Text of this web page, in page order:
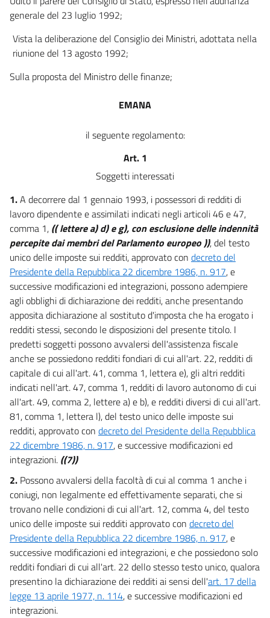
12
13
TITOLO II
DEI
POSSESSORI DI REDDITI DI LAVORO DIPENDENTE E ASSIMILATI CON
LAVORATORI DIPENDENTI E PENSIONATI (C.A.A.F.).
ADEMPIMENTI DEI LAVORATORI DIPENDENTI E PENSIONATI
ASSISTITI DAI CENTRI AUTORIZZATI
TITOLO II
ADEMPIMENTO DELL'OBBLIGO DI DICHIARAZIONE DEI REDDITI DA PARTE
DEI
POSSESSORI DI REDDITI DI LAVORO DIPENDENTE E ASSIMILATI CON
L'ASSISTENZA DEI CENTRI AUTORIZZATI DI ASSISTENZA FISCALE PER
LAVORATORI DIPENDENTI E PENSIONATI (C.A.A.F.).
Capo III
ADEMPIMENTI DEI CENTRI AUTORIZZATI DI ASSISTENZA
FISCALE PER LAVORATORI DIPENDENTI E PENSIONATI
15
TITOLO II
ADEMPIMENTO DELL'OBBLIGO DI DICHIARAZIONE DEI REDDITI DA PARTE
DEI
POSSESSORI DI REDDITI DI LAVORO DIPENDENTE E ASSIMILATI CON
L'ASSISTENZA DEI CENTRI AUTORIZZATI DI ASSISTENZA FISCALE PER
LAVORATORI DIPENDENTI E PENSIONATI (C.A.A.F.).
Capo IV
ADEMPIMENTI DEI SOSTITUTI DI IMPOSTA
16
17
18
19
generale del 23 luglio 1992;
Vista la deliberazione del Consiglio dei Ministri, adottata nella
riunione del 13 agosto 1992;
Sulla proposta del Ministro delle finanze;
EMANA
il seguente regolamento:
Art. 1
Soggetti interessati
1.A decorrere dal 1 gennaio 1993, i possessori di redditi di
lavoro dipendente e assimilati indicati negli articoli 46 e 47,
comma 1, (( lettere a) d) e g), con esclusione delle indennità
percepite dai membri del Parlamento europeo )), del testo
unico delle imposte sui redditi, approvato con decreto del
Presidente della Repubblica 22 dicembre 1986, n. 917, e
successive modificazioni ed integrazioni, possono adempiere
agli obblighi di dichiarazione dei redditi, anche presentando
apposita dichiarazione al sostituto d'imposta che ha erogato i
redditi stessi, secondo le disposizioni del presente titolo. I
predetti soggetti possono avvalersi dell'assistenza fiscale
anche se possiedono redditi fondiari di cui all'art. 22, redditi di
capitale di cui all'art. 41, comma 1, lettera e), gli altri redditi
indicati nell'art. 47, comma 1, redditi di lavoro autonomo di cui
all'art. 49, comma 2, lettere a) e b), e redditi diversi di cui all'art.
81, comma 1, lettera l), del testo unico delle imposte sui
redditi, approvato con decreto del Presidente della Repubblica
22 dicembre 1986, n. 917, e successive modificazioni ed
integrazioni. ((7))
2. Possono avvalersi della facoltà di cui al comma 1 anche i
coniugi, non legalmente ed effettivamente separati, che si
trovano nelle condizioni di cui all'art. 12, comma 4, del testo
unico delle imposte sui redditi approvato con decreto del
Presidente della Repubblica 22 dicembre 1986, n. 917, e
successive modificazioni ed integrazioni, e che possiedono solo
redditi fondiari di cui all'art. 22 dello stesso testo unico, qualora
presentino la dichiarazione dei redditi ai sensi dell'art. 17 della
legge 13 aprile 1977, n. 114, e successive modificazioni ed
integrazioni.